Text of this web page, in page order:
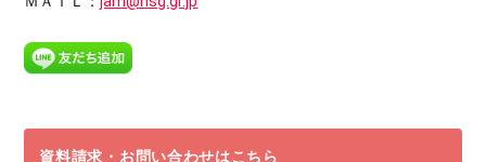
資料請求・お問い合わせはこちら